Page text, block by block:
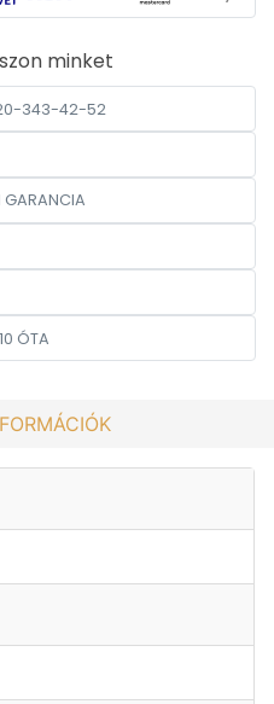
minket
20-343-42-52
GARANCIA
ÓTA